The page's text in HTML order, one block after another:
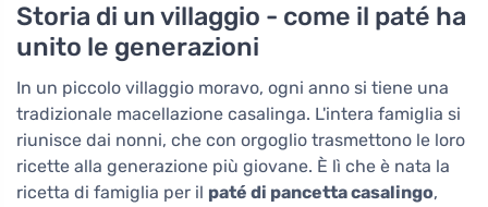
Storia di un villaggio - come il paté ha
unito le generazioni
In un piccolo villaggio moravo, ogni anno si tiene una
tradizionale macellazione casalinga. L'intera famiglia si
riunisce dai nonni, che con orgoglio trasmettono le loro
ricette alla generazione più giovane. È lì che è nata la
ricetta di famiglia per il paté di pancetta casalingo,